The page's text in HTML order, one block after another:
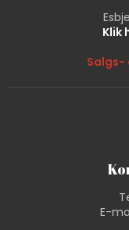
Klik
Salgs-
E-